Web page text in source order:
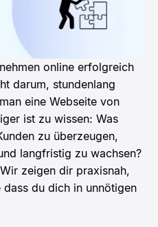
online erfolgreich
darum, stundenlang
eine Webseite von
ist zu wissen: Was
zu überzeugen,
langfristig zu wachsen?
zeigen dir praxisnah,
du dich in unnötigen